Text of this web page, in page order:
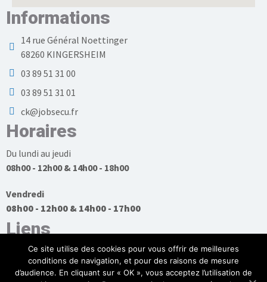
Informations
14 rue Général Noettinger
68260 KINGERSHEIM
03 89 51 31 00
03 89 51 31 01
ck@jobsecu.fr
Horaires
Du lundi au jeudi
08h00 - 12h00 & 14h00 - 18h00
Vendredi
08h00 - 12h00 & 14h00 - 17h00
Liens
Ce site utilise des cookies pour vous offrir de meilleures
conditions de navigation, et pour des raisons de mesure
d’audience. En cliquant sur « OK », vous acceptez l’utilisation de